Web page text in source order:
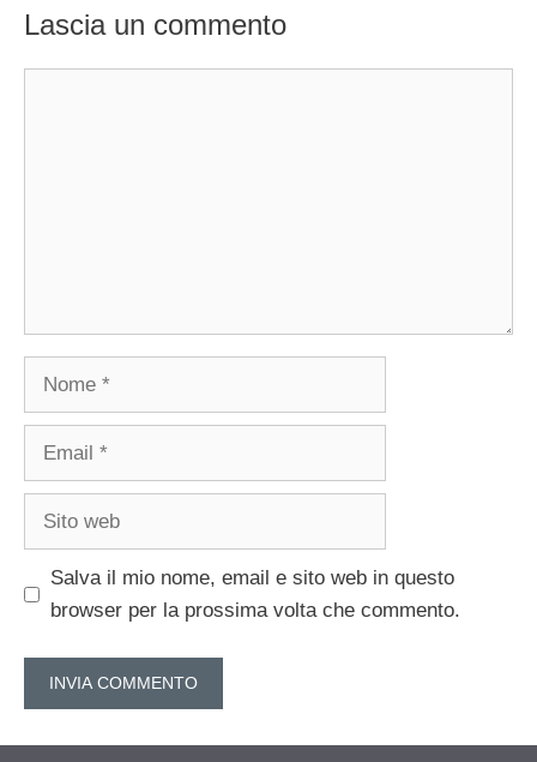
Lascia un commento
Nome
Email
Sito
Salva il mio nome, email e sito web in questo
browser per la prossima volta che commento.